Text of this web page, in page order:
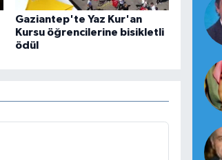
Gaziantep'te Yaz Kur'an
Kursu öğrencilerine bisikletli
ödül